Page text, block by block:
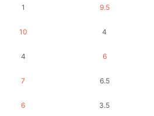
1
10
4
7
6
9.5
4
6
6.5
3.5